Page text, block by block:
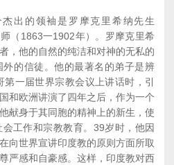
的领袖是罗摩克里希纳先生
（1863一1902年）。罗摩克里希
，他的自然的纯洁和对神的无私的
的信徒。他的最著名的弟子是辨
一届世界宗教会议上讲话时，引
和欧洲讲演了四年之后，作为一个
献身于其同胞的精神上的新生，使
工作和宗教教育。39岁时，他因
向世界宣讲印度教的原则方面所取
严感和自豪感。这样，印度教对西